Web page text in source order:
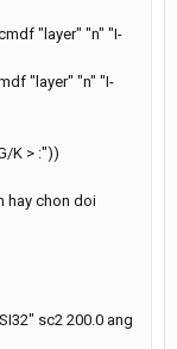
"layer" "n" "I-
"layer" "n" "I-
K > :"))
hay chon doi
sc2 200.0 ang